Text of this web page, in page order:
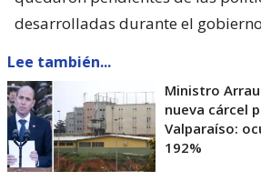
desarrolladas durante el
Lee también...
Ministro
nueva cárcel
Valparaíso:
192%